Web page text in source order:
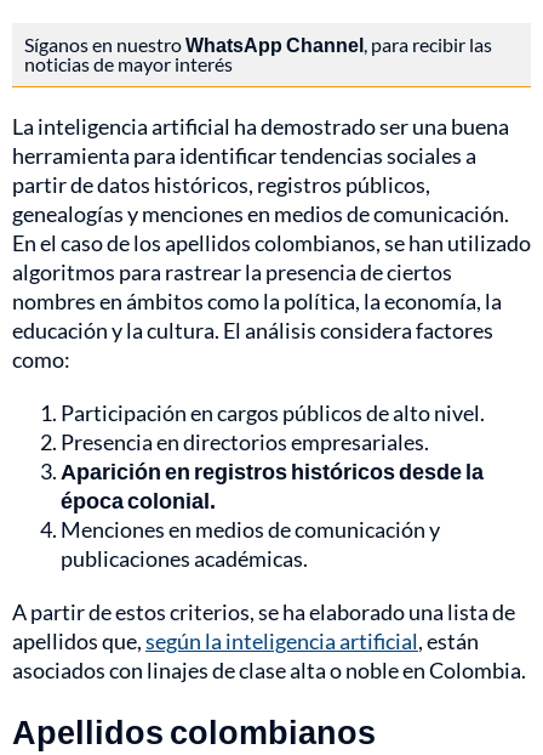
Síganos en nuestroWhatsApp Channel, para recibir las
noticias de mayor interés
La inteligencia artificial ha demostrado ser una buena
herramienta para identificar tendencias sociales a
partir de datos históricos, registros públicos,
genealogías y menciones en medios de comunicación.
En el caso de los apellidos colombianos, se han utilizado
algoritmos para rastrear la presencia de ciertos
nombres en ámbitos como la política, la economía, la
educación y la cultura. El análisis considera factores
como:
Participación en cargos públicos de alto nivel.
Presencia en directorios empresariales.
Aparición en registros históricos desde la
época colonial.
Menciones en medios de comunicación y
publicaciones académicas.
A partir de estos criterios, se ha elaborado una lista de
apellidos que,según la inteligencia artificial, están
asociados con linajes de clase alta o noble en Colombia.
Apellidos colombianos